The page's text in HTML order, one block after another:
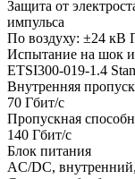
Защита от
импульса
По воздуху: ±24 кВ
Испытание на шок
ETSI300-019-1.4
Внутренняя
70 Гбит/с
Пропускная
140 Гбит/с
Блок питания
AC/DC,